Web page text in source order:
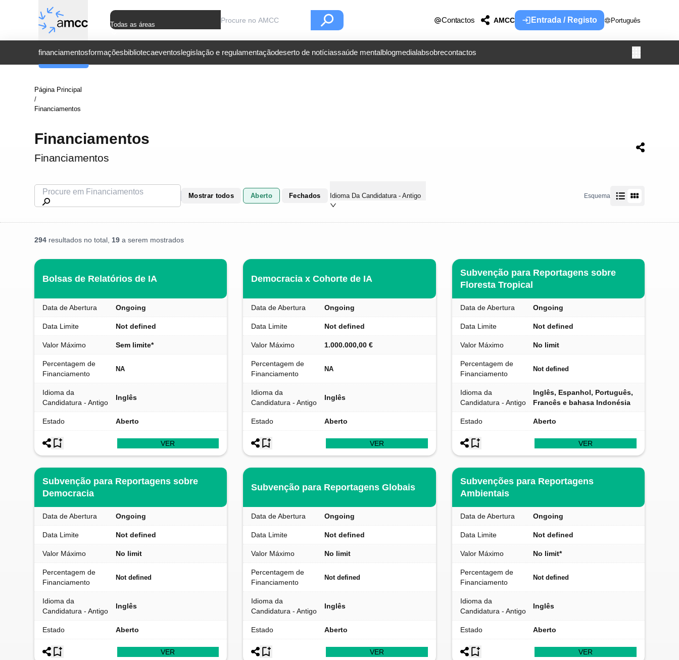
Todas as áreas
Contactos AMCC Entrada / Registo Português
financiamentosformaçõesbibliotecaeventoslegislação e regulamentaçãodeserto de notíciassaúde mentalblogmedialabsobrecontactos
Página Principal
/
Financiamentos
Financiamentos
Financiamentos
Mostrar todos Aberto Fechados Idioma Da Candidatura - Antigo Esquema
294 resultados no total, 19 a serem mostrados
Bolsas de Relatórios de IA
Data de Abertura Ongoing
Data Limite Not defined
Valor Máximo Sem limite*
Percentagem de
Financiamento
NA
Idioma da
Candidatura - Antigo
Inglês
Estado Aberto
VER
Democracia x Cohorte de IA
Data de Abertura Ongoing
Data Limite Not defined
Valor Máximo 1.000.000,00 €
Percentagem de
Financiamento
NA
Idioma da
Candidatura - Antigo
Inglês
Estado Aberto
VER
Subvenção para Reportagens sobre
Floresta Tropical
Data de Abertura Ongoing
Data Limite Not defined
Valor Máximo No limit
Percentagem de
Financiamento
Not defined
Idioma da
Candidatura - Antigo
Inglês, Espanhol, Português,
Francês e bahasa Indonésia
Estado Aberto
VER
Subvenção para Reportagens sobre
Democracia
Data de Abertura Ongoing
Data Limite Not defined
Valor Máximo No limit
Percentagem de
Financiamento
Not defined
Idioma da
Candidatura - Antigo
Inglês
Estado Aberto
VER
Subvenção para Reportagens Globais
Data de Abertura Ongoing
Data Limite Not defined
Valor Máximo No limit
Percentagem de
Financiamento
Not defined
Idioma da
Candidatura - Antigo
Inglês
Estado Aberto
VER
Subvenções para Reportagens
Ambientais
Data de Abertura Ongoing
Data Limite Not defined
Valor Máximo No limit*
Percentagem de
Financiamento
Not defined
Idioma da
Candidatura - Antigo
Inglês
Estado Aberto
VER